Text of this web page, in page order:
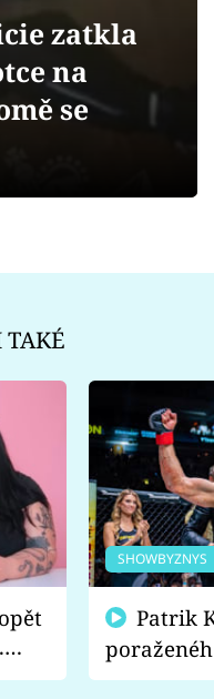
zatkla
na
se
TAKÉ
a
SHOWBYZNYS
fanoušci